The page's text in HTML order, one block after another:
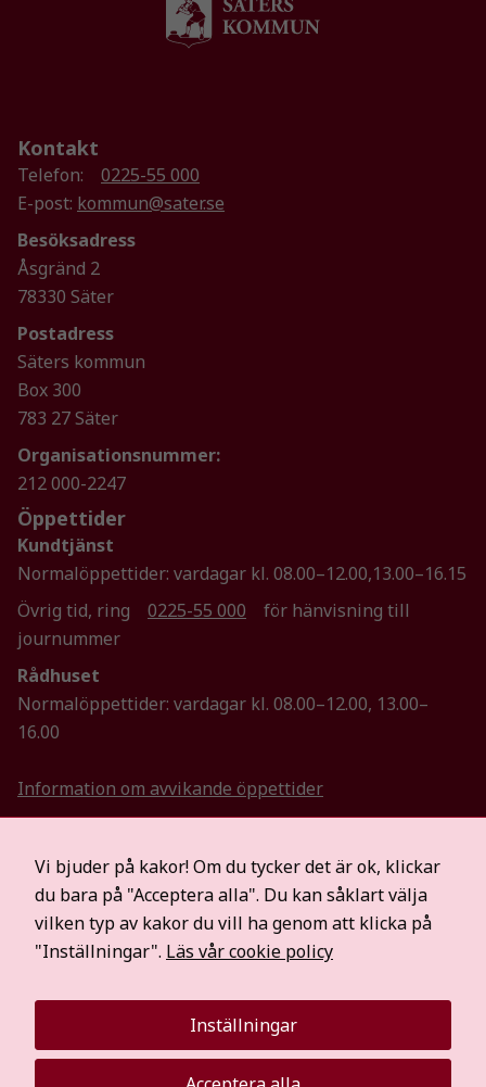
Kontakt
Telefon:
0225-55 000
E-post: kommun@sater.se
Besöksadress
Åsgränd 2
78330 Säter
Postadress
Säters kommun
Box 300
783 27 Säter
Organisationsnummer:
212 000-2247
Öppettider
Kundtjänst
Normalöppettider: vardagar kl. 08.00–12.00,13.00–16.15
Övrig tid, ring
0225-55 000
för hänvisning till
journummer
Rådhuset
Normalöppettider: vardagar kl. 08.00–12.00, 13.00–
16.00
Information om avvikande öppettider
Teletal
Om säter.se
Anslagstavla
Om webbplatsen
Så hanterar vi personuppgifter
Visselblåsartjänst
Hitta oss på sociala medier
Vi bjuder på kakor! Om du tycker det är ok, klickar
du bara på "Acceptera alla". Du kan såklart välja
vilken typ av kakor du vill ha genom att klicka på
"Inställningar". Läs vår cookie policy
Inställningar